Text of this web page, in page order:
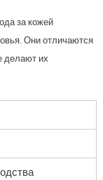
за кожей
Они отличаются
делают их